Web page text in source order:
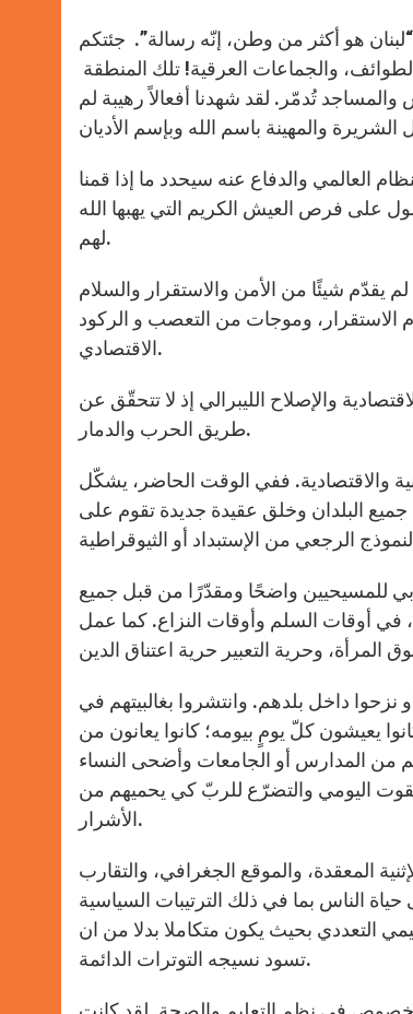
“لبنان هو أكثر من وطن، إنّه رسالة”. جئتكم
والجماعات العرقية! تلك المنطقة
تُدمّر. لقد شهدنا أفعالاً رهيبة لم
العالمي والدفاع عنه سيحدد ما إذا قمنا
على فرص العيش الكريم التي يهبها الله
لهم.
يقدّم شيئًا من الأمن والاستقرار والسلام
الاستقرار، وموجات من التعصب و الركود
الاقتصادي.
والإصلاح الليبرالي إذ لا تتحقّق عن
طريق الحرب والدمار.
والاقتصادية. ففي الوقت الحاضر، يشكّل
البلدان وخلق عقيدة جديدة تقوم على
للمسيحيين واضحًا ومقدّرًا من قبل جميع
في أوقات السلم وأوقات النزاع. كما عمل
داخل بلدهم. وانتشروا بغالبيتهم في
يعيشون كلّ يومٍ بيومه؛ كانوا يعانون من
من المدارس أو الجامعات وأضحى النساء
اليومي والتضرّع للربّ كي يحميهم من
الأشرار.
المعقدة، والموقع الجغرافي، والتقارب
الناس بما في ذلك الترتيبات السياسية
التعددي بحيث يكون متكاملا بدلا من ان
تسود نسيجه التوترات الدائمة.